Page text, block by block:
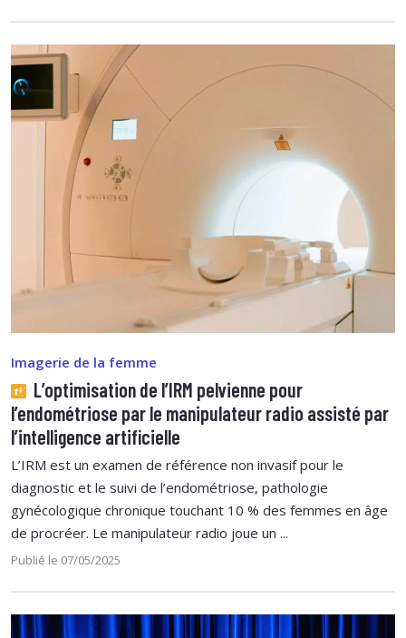
Imagerie de la femme
L’optimisation de l’IRM pelvienne pour
l’endométriose par le manipulateur radio assisté par
l’intelligence artificielle
L’IRM est un examen de référence non invasif pour le
diagnostic et le suivi de l’endométriose, pathologie
gynécologique chronique touchant 10 % des femmes en âge
de procréer. Le manipulateur radio joue un ...
Publié le 07/05/2025